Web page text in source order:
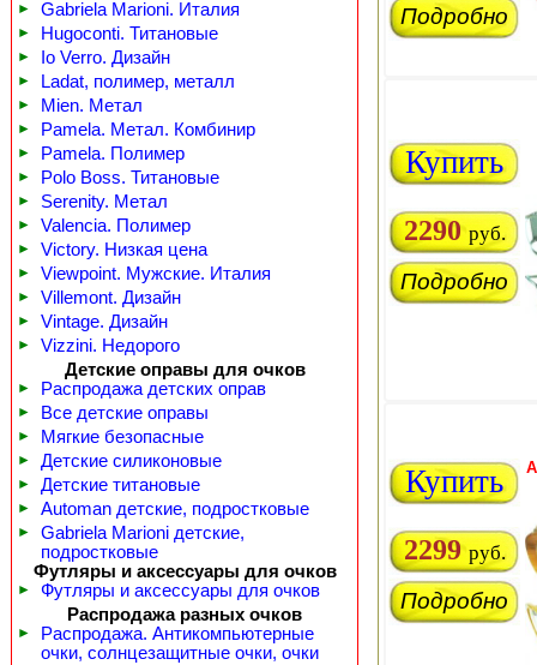
► Gabriela Marioni. Италия
► Hugoconti. Титановые
► Io Verro. Дизайн
► Ladat, полимер, металл
► Mien. Метал
► Pamela. Метал. Комбинир
► Pamela. Полимер
► Polo Boss. Титановые
► Serenity. Метал
► Valencia. Полимер
► Victory. Низкая цена
► Viewpoint. Мужские. Италия
► Villemont. Дизайн
► Vintage. Дизайн
►
Vizzini. Недорого
Детские оправы для очков
► Распродажа детских оправ
► Все детские оправы
► Мягкие безопасные
► Детские силиконовые
► Детские титановые
► Automan детские, подростковые
►
Gabriela Marioni детские,
подростковые
Футляры и аксессуары для очков
►
Футляры и аксессуары для очков
Распродажа разных очков
►
Распродажа. Антикомпьютерные
очки, солнцезащитные очки, очки
Подробно
Купить
2290 руб.
Подробно
Купить
2299 руб.
Подробно